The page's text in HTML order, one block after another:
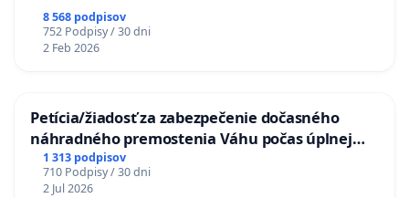
8 568 podpisov
752 Podpisy / 30 dni
2 Feb 2026
Petícia/žiadosť za zabezpečenie dočasného
náhradného premostenia Váhu počas úplnej
uzávery Vážskeho mosta v Komárne
1 313 podpisov
710 Podpisy / 30 dni
2 Jul 2026